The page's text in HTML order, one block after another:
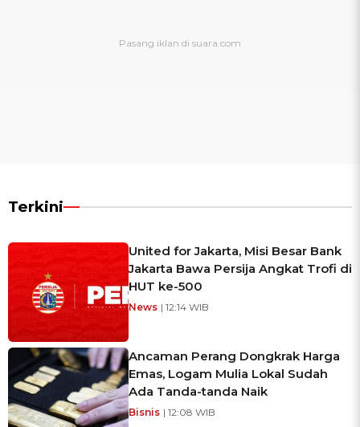
Terkini
United for Jakarta, Misi Besar Bank
Jakarta Bawa Persija Angkat Trofi di
HUT ke-500
News | 12:14 WIB
Ancaman Perang Dongkrak Harga
Emas, Logam Mulia Lokal Sudah
Ada Tanda-tanda Naik
Bisnis | 12:08 WIB